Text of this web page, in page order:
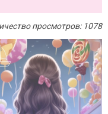
просмотров: 1078